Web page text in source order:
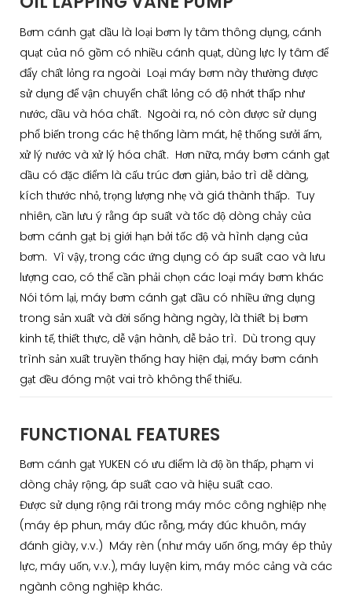
Bơm cánh gạt dầu là loại bơm ly tâm thông dụng, cánh
quạt của nó gồm có nhiều cánh quạt, dùng lực ly tâm để
đẩy chất lỏng ra ngoài Loại máy bơm này thường được
sử dụng để vận chuyển chất lỏng có độ nhớt thấp như
nước, dầu và hóa chất. Ngoài ra, nó còn được sử dụng
phổ biến trong các hệ thống làm mát, hệ thống sưởi ấm,
xử lý nước và xử lý hóa chất. Hơn nữa, máy bơm cánh gạt
dầu có đặc điểm là cấu trúc đơn giản, bảo trì dễ dàng,
kích thước nhỏ, trọng lượng nhẹ và giá thành thấp. Tuy
nhiên, cần lưu ý rằng áp suất và tốc độ dòng chảy của
bơm cánh gạt bị giới hạn bởi tốc độ và hình dạng của
bơm. Vì vậy, trong các ứng dụng có áp suất cao và lưu
lượng cao, có thể cần phải chọn các loại máy bơm khác
Nói tóm lại, máy bơm cánh gạt dầu có nhiều ứng dụng
trong sản xuất và đời sống hàng ngày, là thiết bị bơm
kinh tế, thiết thực, dễ vận hành, dễ bảo trì. Dù trong quy
trình sản xuất truyền thống hay hiện đại, máy bơm cánh
gạt đều đóng một vai trò không thể thiếu.
FUNCTIONAL FEATURES
Bơm cánh gạt YUKEN có ưu điểm là độ ồn thấp, phạm vi
dòng chảy rộng, áp suất cao và hiệu suất cao.
Được sử dụng rộng rãi trong máy móc công nghiệp nhẹ
(máy ép phun, máy đúc rỗng, máy đúc khuôn, máy
đánh giày, v.v.) Máy rèn (như máy uốn ống, máy ép thủy
lực, máy uốn, v.v.), máy luyện kim, máy móc cảng và các
ngành công nghiệp khác.